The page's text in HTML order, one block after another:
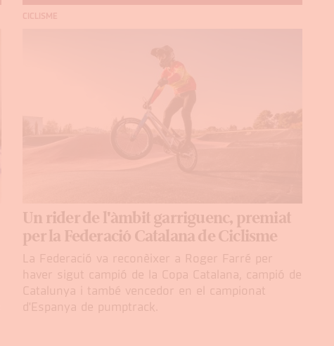
CICLISME
Un rider de l'àmbit garriguenc, premiat
per la Federació Catalana de Ciclisme
La Federació va reconèixer a Roger Farré per
haver sigut campió de la Copa Catalana, campió de
Catalunya i també vencedor en el campionat
d'Espanya de pumptrack.